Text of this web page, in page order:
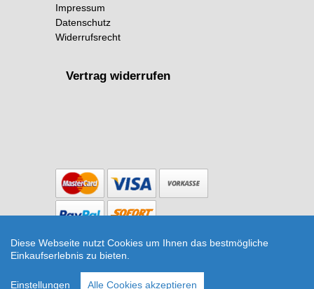
Impressum
Datenschutz
Widerrufsrecht
Vertrag widerrufen
Copyright © 2026 The Botanical Room
Pflanzen - T12
Diese Webseite nutzt Cookies um Ihnen das bestmögliche
Einkaufserlebnis zu bieten.
Einstellungen Alle Cookies akzeptieren